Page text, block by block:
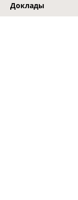
Доклады